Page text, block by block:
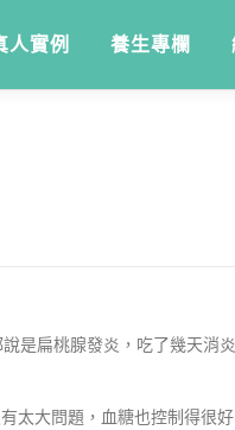
人實例 養生專欄
是扁桃腺發炎，吃了幾天消
太大問題，血糖也控制得很